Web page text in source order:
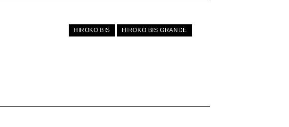
HIROKO BIS HIROKO BIS GRANDE